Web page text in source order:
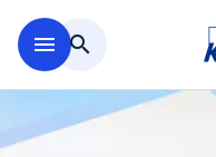
menu search